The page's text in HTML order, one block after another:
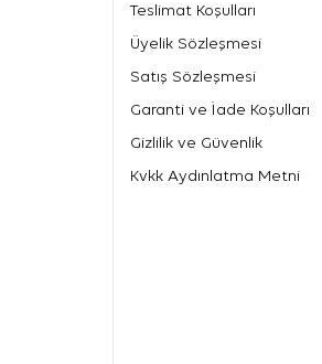
Teslimat Koşulları
Üyelik Sözleşmesi
Satış Sözleşmesi
Garanti ve İade Koşulları
Gizlilik ve Güvenlik
Kvkk Aydınlatma Metni